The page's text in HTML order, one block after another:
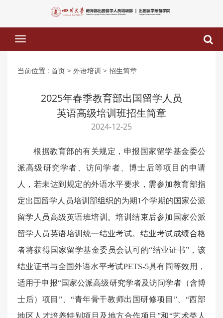
下
拉
单
当前位置 : 首页 > 外语培训 > 招生简章
2025年春季教育部出国留学人员
英语高级培训班招生简章
2024-12-25
根据教育部的有关规定，申报国家留学基金委公
派高级研究学者、访问学者、博士后等项目的申请
人，若未达到规定的外语水平要求，需参加教育部指
定出国留学人员培训部组织的为期1个学期的国家公派
留学人员高级英语班培训 。培训结束后参加国家公派
留学人员英语培训统一结业考试。 结业考试成绩合格
者将获得国家留学基金委员会认可的“结业证书”，该
结业证书与全国外语水平考试PETS-5具有同等效用，
适用于申报“国家公派高级研究学者及访问学者（含博
士后）项目”、“青年骨干教师出国研修项目”、“西部
地区人才培养特别项目及地方合作项目”和“艺术类人